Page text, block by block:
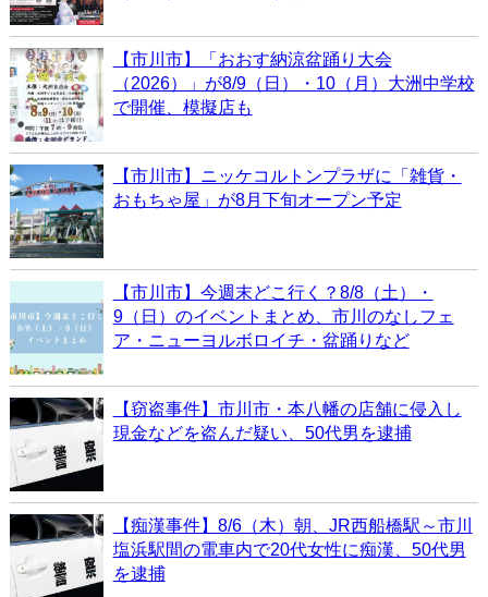
【市川市】「おおす納涼盆踊り大会
（2026）」が8/9（日）・10（月）大洲中学校
で開催、模擬店も
【市川市】ニッケコルトンプラザに「雑貨・
おもちゃ屋」が8月下旬オープン予定
【市川市】今週末どこ行く？8/8（土）・
9（日）のイベントまとめ、市川のなしフェ
ア・ニューヨルボロイチ・盆踊りなど
【窃盗事件】市川市・本八幡の店舗に侵入し
現金などを盗んだ疑い、50代男を逮捕
【痴漢事件】8/6（木）朝、JR西船橋駅～市川
塩浜駅間の電車内で20代女性に痴漢、50代男
を逮捕